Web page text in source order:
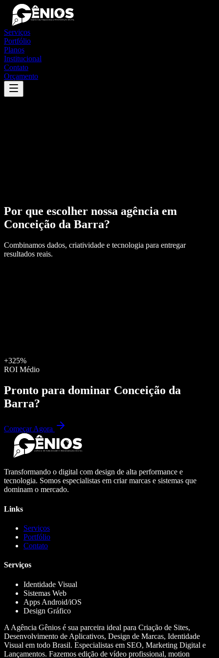
Serviços
Portfólio
Planos
Institucional
Contato
Orçamento
Por que escolher nossa agência em
Conceição da Barra?
Combinamos dados, criatividade e tecnologia para entregar
resultados reais.
+325%
ROI Médio
Pronto para dominar Conceição da
Barra?
Começar Agora
Transformando o digital com design de alta performance e
tecnologia. Somos especialistas em criar marcas e sistemas que
dominam o mercado.
Links
Serviços
Portfólio
Contato
Serviços
Identidade Visual
Sistemas Web
Apps Android/iOS
Design Gráfico
A Agência Gênios é sua parceira ideal para Criação de Sites,
Desenvolvimento de Aplicativos, Design de Marcas, Identidade
Visual em todo Brasil. Especialistas em SEO, Marketing Digital e
Lançamentos. Fazemos edição de vídeo profissional, motion